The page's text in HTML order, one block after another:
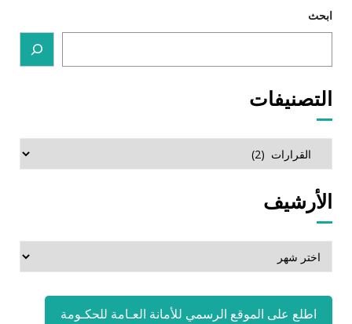
ابحث
التصنيفات
التصنيفات
الأرشيف
الأرشيف
اطلع على الموقع الرسمي للأمانة العـامة للحكـومة